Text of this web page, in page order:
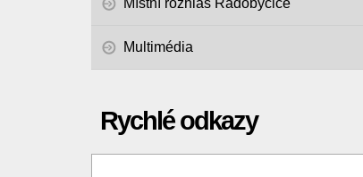
Místní rozhlas Radobyčice
Multimédia
Rychlé odkazy